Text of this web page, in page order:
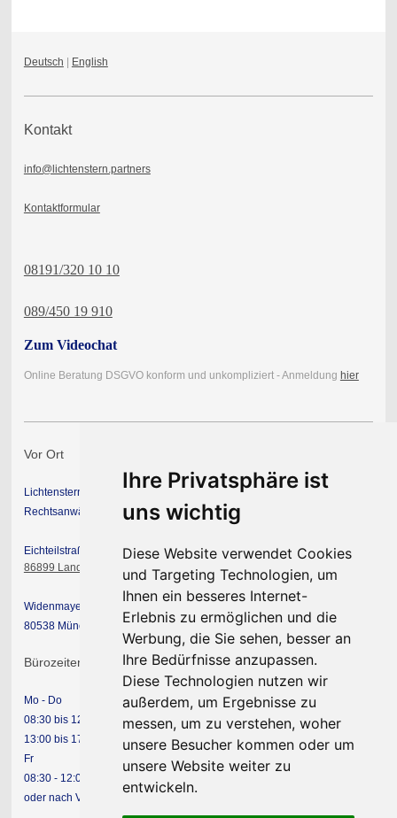
Ihre Privatsphäre ist
uns wichtig
Diese Website verwendet Cookies
und Targeting Technologien, um
Ihnen ein besseres Internet-
Erlebnis zu ermöglichen und die
Werbung, die Sie sehen, besser an
Ihre Bedürfnisse anzupassen.
Diese Technologien nutzen wir
außerdem, um Ergebnisse zu
messen, um zu verstehen, woher
unsere Besucher kommen oder um
unsere Website weiter zu
entwickeln.
Deutsch | English
Kontakt
info@lichtenstern.partners
Kontaktformular
08191/320 10 10
089/450 19 910
Zum Videochat
Online Beratung DSGVO konform und unkompliziert - Anmeldung hier
Vor Ort
Lichtenstern & Partner mbB
Rechtsanwälte Steuerberater
Eichteilstraße 19
86899 Landsberg am Lech
Widenmayerstraße 49
80538 München
Bürozeiten
Mo - Do
08:30 bis 12:00 Uhr
13:00 bis 17:00 Uhr
Fr
08:30 - 12:00 Uhr
oder nach Vereinbarung